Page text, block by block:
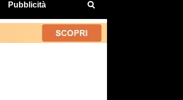
Pubblicità